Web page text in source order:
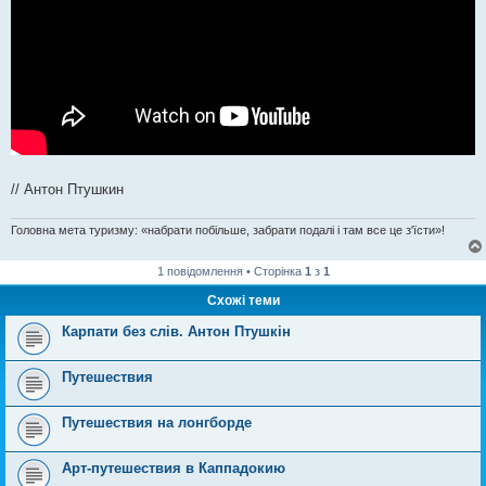
// Антон Птушкин
Головна мета туризму: «набрати побільше, забрати подалі і там все це з'їсти»!
1 повідомлення • Сторінка 1 з 1
Схожі теми
Карпати без слів. Антон Птушкін
Путешествия
Путешествия на лонгборде
Арт-путешествия в Каппадокию